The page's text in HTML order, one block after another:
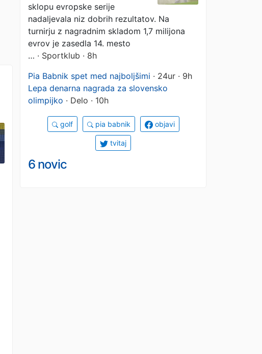
sklopu evropske serije
nadaljevala niz dobrih rezultatov. Na
turnirju z nagradnim skladom 1,7 milijona
evrov je zasedla 14. mesto
… · Sportklub · 8h
Pia Babnik spet med najboljšimi · 24ur · 9h
Lepa denarna nagrada za slovensko
olimpijko · Delo · 10h
golf pia babnik objavi
tvitaj
6 novic